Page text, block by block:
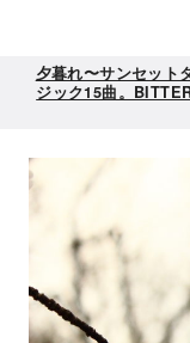
夕暮れ〜サンセット
ジック15曲。